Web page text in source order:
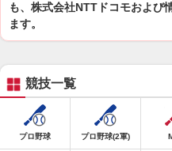
も、株式会社NTTドコモおよび
ます。
競技一覧
プロ野球 プロ野球(2軍)